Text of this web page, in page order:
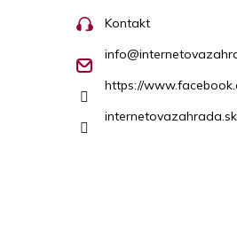
Kontakt
info@
https://
internetovazahrada.sk